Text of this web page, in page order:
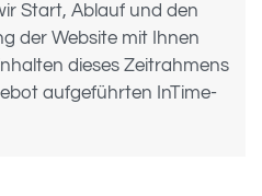
Start, Ablauf und den
der Website mit Ihnen
dieses Zeitrahmens
aufgeführten InTime-